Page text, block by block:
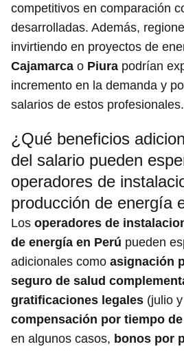
competitivos en comparación
desarrolladas. Además,
invirtiendo en proyectos de
Cajamarca o Piura podrían
incremento en la demanda y
salarios de estos profesionales.
¿Qué beneficios
del salario pueden
operadores de
producción de energía
Los operadores de
de energía en Perú pueden
adicionales como asignación
seguro de salud
gratificaciones legales (julio
compensación por tiempo
en algunos casos, bonos por